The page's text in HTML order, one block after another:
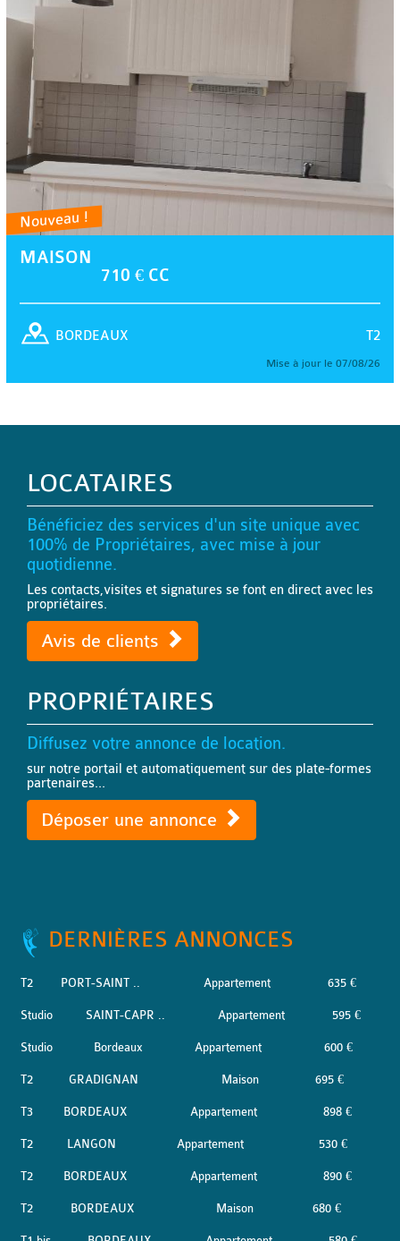
Nouveau !
MAISON
710 € CC
T2
BORDEAUX
Mise à jour le 07/08/26
LOCATAIRES
Bénéficiez des services d'un site unique avec
100% de Propriétaires, avec mise à jour
quotidienne.
Les contacts,visites et signatures se font en direct avec les
propriétaires.
Avis de clients
PROPRIÉTAIRES
Diffusez votre annonce de location.
sur notre portail et automatiquement sur des plate-formes
partenaires...
Déposer une annonce
DERNIÈRES ANNONCES
T2 PORT-SAINT .. Appartement 635 €
Studio SAINT-CAPR .. Appartement 595 €
Studio Bordeaux Appartement 600 €
T2 GRADIGNAN Maison 695 €
T3 BORDEAUX Appartement 898 €
T2 LANGON Appartement 530 €
T2 BORDEAUX Appartement 890 €
T2 BORDEAUX Maison 680 €